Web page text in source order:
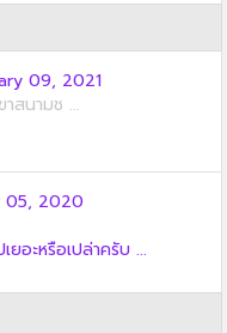
09, 2021
สนามช ...
05, 2020
ยอะหรือเปล่าครับ ...